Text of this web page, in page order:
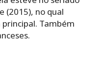
(2015), no qual
Também